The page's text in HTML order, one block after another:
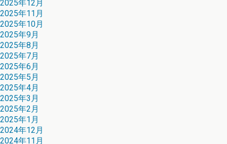
2025年12月
2025年11月
2025年10月
2025年9月
2025年8月
2025年7月
2025年6月
2025年5月
2025年4月
2025年3月
2025年2月
2025年1月
2024年12月
2024年11月